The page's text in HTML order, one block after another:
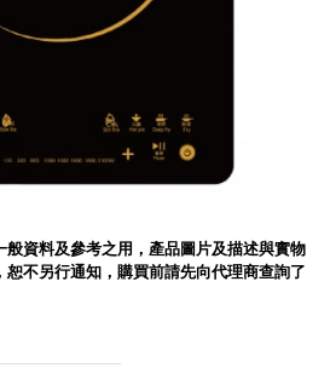
資料及參考之用，產品圖片及描述與實物
不另行通知，購買前請先向代理商查詢了